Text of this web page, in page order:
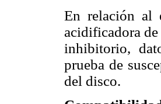
En relación al
acidificadora de
inhibitorio,
prueba de
del disco.